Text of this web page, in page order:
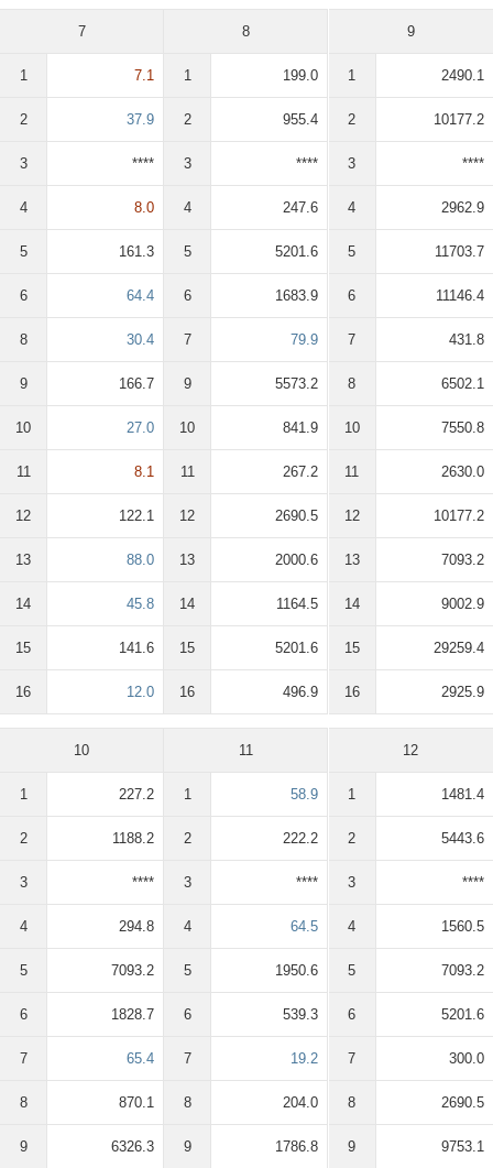
7
1 7.1
2 37.9
3 ****
4 8.0
5 161.3
6 64.4
8 30.4
9 166.7
10 27.0
11 8.1
12 122.1
13 88.0
14 45.8
15 141.6
16 12.0
8
1 199.0
2 955.4
3 ****
4 247.6
5 5201.6
6 1683.9
7 79.9
9 5573.2
10 841.9
11 267.2
12 2690.5
13 2000.6
14 1164.5
15 5201.6
16 496.9
9
1 2490.1
2 10177.2
3 ****
4 2962.9
5 11703.7
6 11146.4
7 431.8
8 6502.1
10 7550.8
11 2630.0
12 10177.2
13 7093.2
14 9002.9
15 29259.4
16 2925.9
10
1 227.2
2 1188.2
3 ****
4 294.8
5 7093.2
6 1828.7
7 65.4
8 870.1
9 6326.3
11
1 58.9
2 222.2
3 ****
4 64.5
5 1950.6
6 539.3
7 19.2
8 204.0
9 1786.8
12
1 1481.4
2 5443.6
3 ****
4 1560.5
5 7093.2
6 5201.6
7 300.0
8 2690.5
9 9753.1